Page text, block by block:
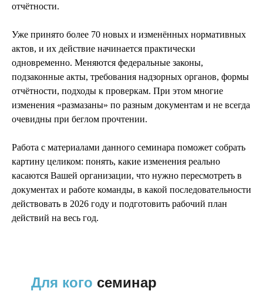
отчётности.
Уже принято более 70 новых и изменённых нормативных
актов, и их действие начинается практически
одновременно. Меняются федеральные законы,
подзаконные акты, требования надзорных органов, формы
отчётности, подходы к проверкам. При этом многие
изменения «размазаны» по разным документам и не всегда
очевидны при беглом прочтении.
Работа с материалами данного семинара поможет собрать
картину целиком: понять, какие изменения реально
касаются Вашей организации, что нужно пересмотреть в
документах и работе команды, в какой последовательности
действовать в 2026 году и подготовить рабочий план
действий на весь год.
Для кого семинар